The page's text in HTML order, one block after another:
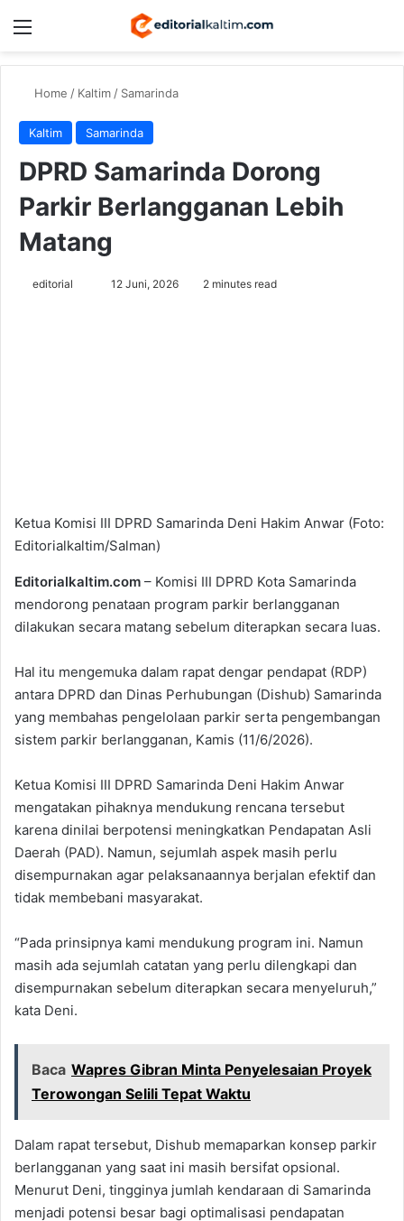
Menu
Home / Kaltim/ Samarinda
Kaltim Samarinda
DPRD Samarinda Dorong
Parkir Berlangganan Lebih
Matang
editorial
Send12 Juni, 2026 2 minutes read
Ketua Komisi III DPRD Samarinda Deni Hakim Anwar (Foto:
Editorialkaltim/Salman)
Editorialkaltim.com – Komisi III DPRD Kota Samarinda
mendorong penataan program parkir berlangganan
dilakukan secara matang sebelum diterapkan secara luas.
Hal itu mengemuka dalam rapat dengar pendapat (RDP)
antara DPRD dan Dinas Perhubungan (Dishub) Samarinda
yang membahas pengelolaan parkir serta pengembangan
sistem parkir berlangganan, Kamis (11/6/2026).
Ketua Komisi III DPRD Samarinda Deni Hakim Anwar
mengatakan pihaknya mendukung rencana tersebut
karena dinilai berpotensi meningkatkan Pendapatan Asli
Daerah (PAD). Namun, sejumlah aspek masih perlu
disempurnakan agar pelaksanaannya berjalan efektif dan
tidak membebani masyarakat.
“Pada prinsipnya kami mendukung program ini. Namun
masih ada sejumlah catatan yang perlu dilengkapi dan
disempurnakan sebelum diterapkan secara menyeluruh,”
kata Deni.
Baca Wapres Gibran Minta Penyelesaian Proyek
Terowongan Selili Tepat Waktu
Dalam rapat tersebut, Dishub memaparkan konsep parkir
berlangganan yang saat ini masih bersifat opsional.
Menurut Deni, tingginya jumlah kendaraan di Samarinda
menjadi potensi besar bagi optimalisasi pendapatan